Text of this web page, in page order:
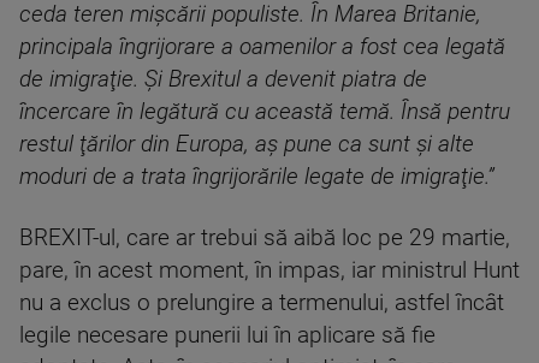
ceda teren mişcării populiste. În Marea Britanie,
principala îngrijorare a oamenilor a fost cea legată
de imigraţie. Şi Brexitul a devenit piatra de
încercare în legătură cu această temă. Însă pentru
restul ţărilor din Europa, aş pune ca sunt şi alte
moduri de a trata îngrijorările legate de imigraţie.”
BREXIT-ul, care ar trebui să aibă loc pe 29 martie,
pare, în acest moment, în impas, iar ministrul Hunt
nu a exclus o prelungire a termenului, astfel încât
legile necesare punerii lui în aplicare să fie